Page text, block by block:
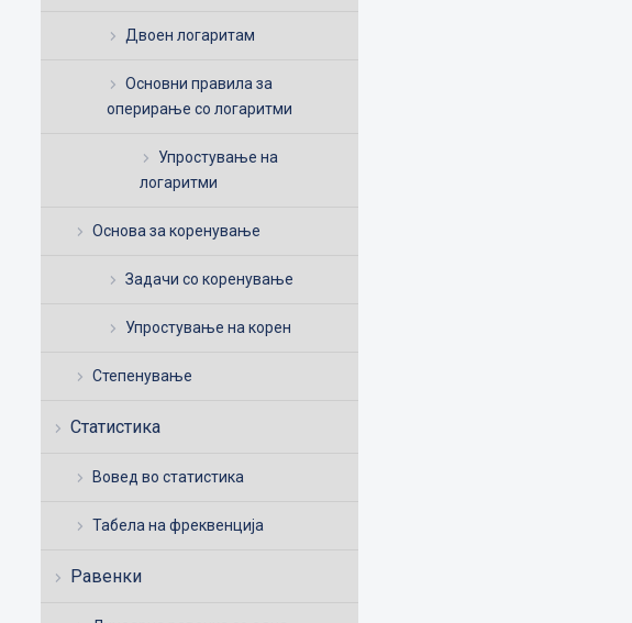
Двоен логаритам
Основни правила за
оперирање со логаритми
Упростување на
логаритми
Основа за коренување
Задачи со коренување
Упростување на корен
Степенување
Статистика
Вовед во статистика
Табела на фреквенција
Равенки